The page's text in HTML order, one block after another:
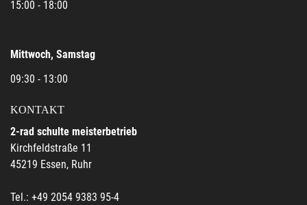
15:00 - 18:00
Mittwoch, Samstag
09:30 - 13:00
KONTAKT
2-rad schulte meisterbetrieb
Kirchfeldstraße 11
45219 Essen, Ruhr
Tel.: +49 2054 9383 95-4